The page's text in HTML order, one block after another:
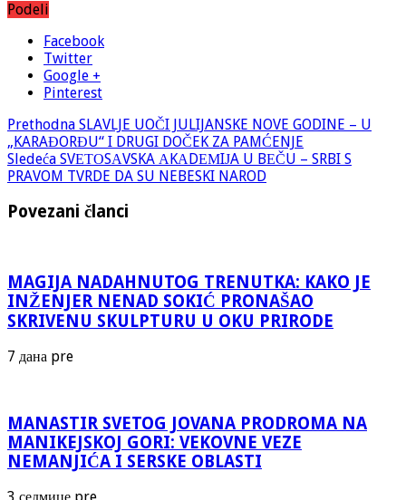
Podeli
Facebook
Twitter
Google +
Pinterest
Prethodna SLAVLJE UOČI JULIJANSKE NOVE GODINE – U
„KARAĐORĐU“ I DRUGI DOČEK ZA PAMĆENJE
Sledeća SVЕТОSАVSKA АKАDЕМIЈA U BЕČU – SRBI S
PRAVOM TVRDE DA SU NEBESKI NAROD
Povezani članci
MAGIJA NADAHNUTOG TRENUTKA: KAKO JE
INŽENJER NENAD SOKIĆ PRONAŠAO
SKRIVENU SKULPTURU U OKU PRIRODE
7 дана pre
MANASTIR SVETOG JOVANA PRODROMA NA
MANIKEJSKOJ GORI: VEKOVNE VEZE
NEMANJIĆA I SERSKE OBLASTI